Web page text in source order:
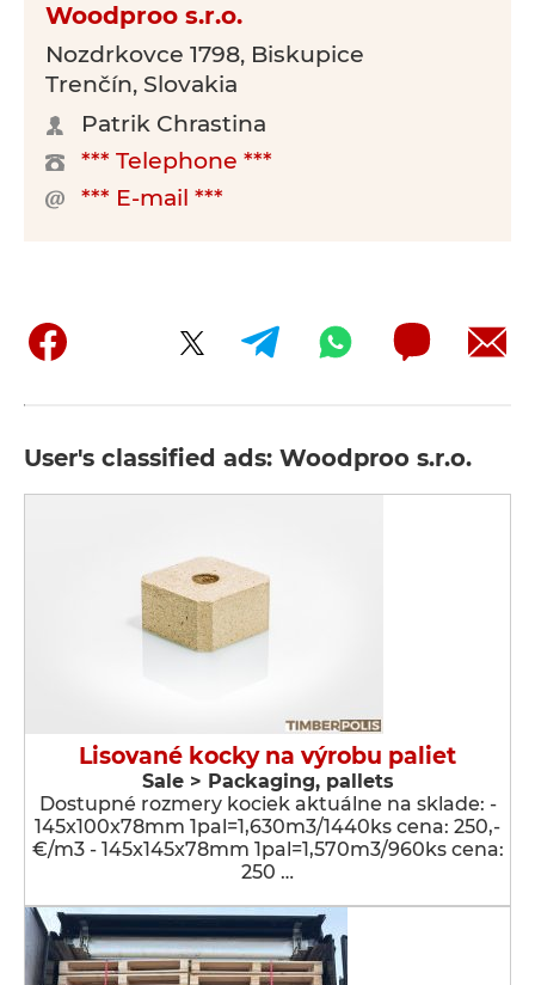
Woodproo s.r.o.
Nozdrkovce 1798, Biskupice
Trenčín, Slovakia
Patrik Chrastina
*** Telephone ***
*** E-mail ***
User's classified ads: Woodproo s.r.o.
Lisované kocky na výrobu paliet
Sale > Packaging, pallets
Dostupné rozmery kociek aktuálne na sklade: -
145x100x78mm 1pal=1,630m3/1440ks cena: 250,-
€/m3 - 145x145x78mm 1pal=1,570m3/960ks cena:
250 …